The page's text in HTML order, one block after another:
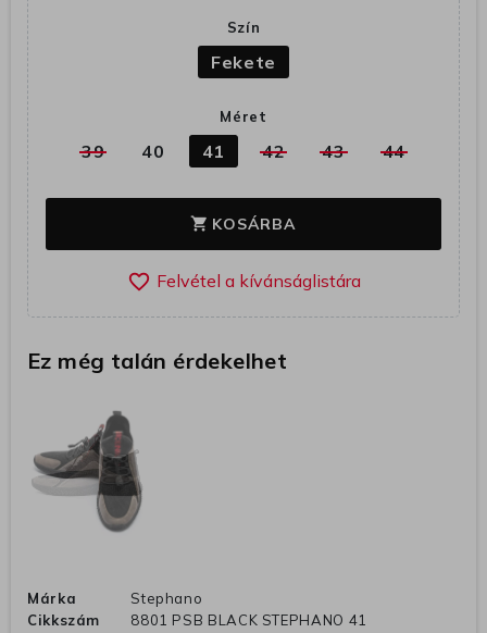
Szín
Fekete
Méret
39 40 41 42 43 44
shopping_cart KOSÁRBA
favorite_border
Ez még talán érdekelhet
Márka
Stephano
Cikkszám
8801 PSB BLACK STEPHANO 41